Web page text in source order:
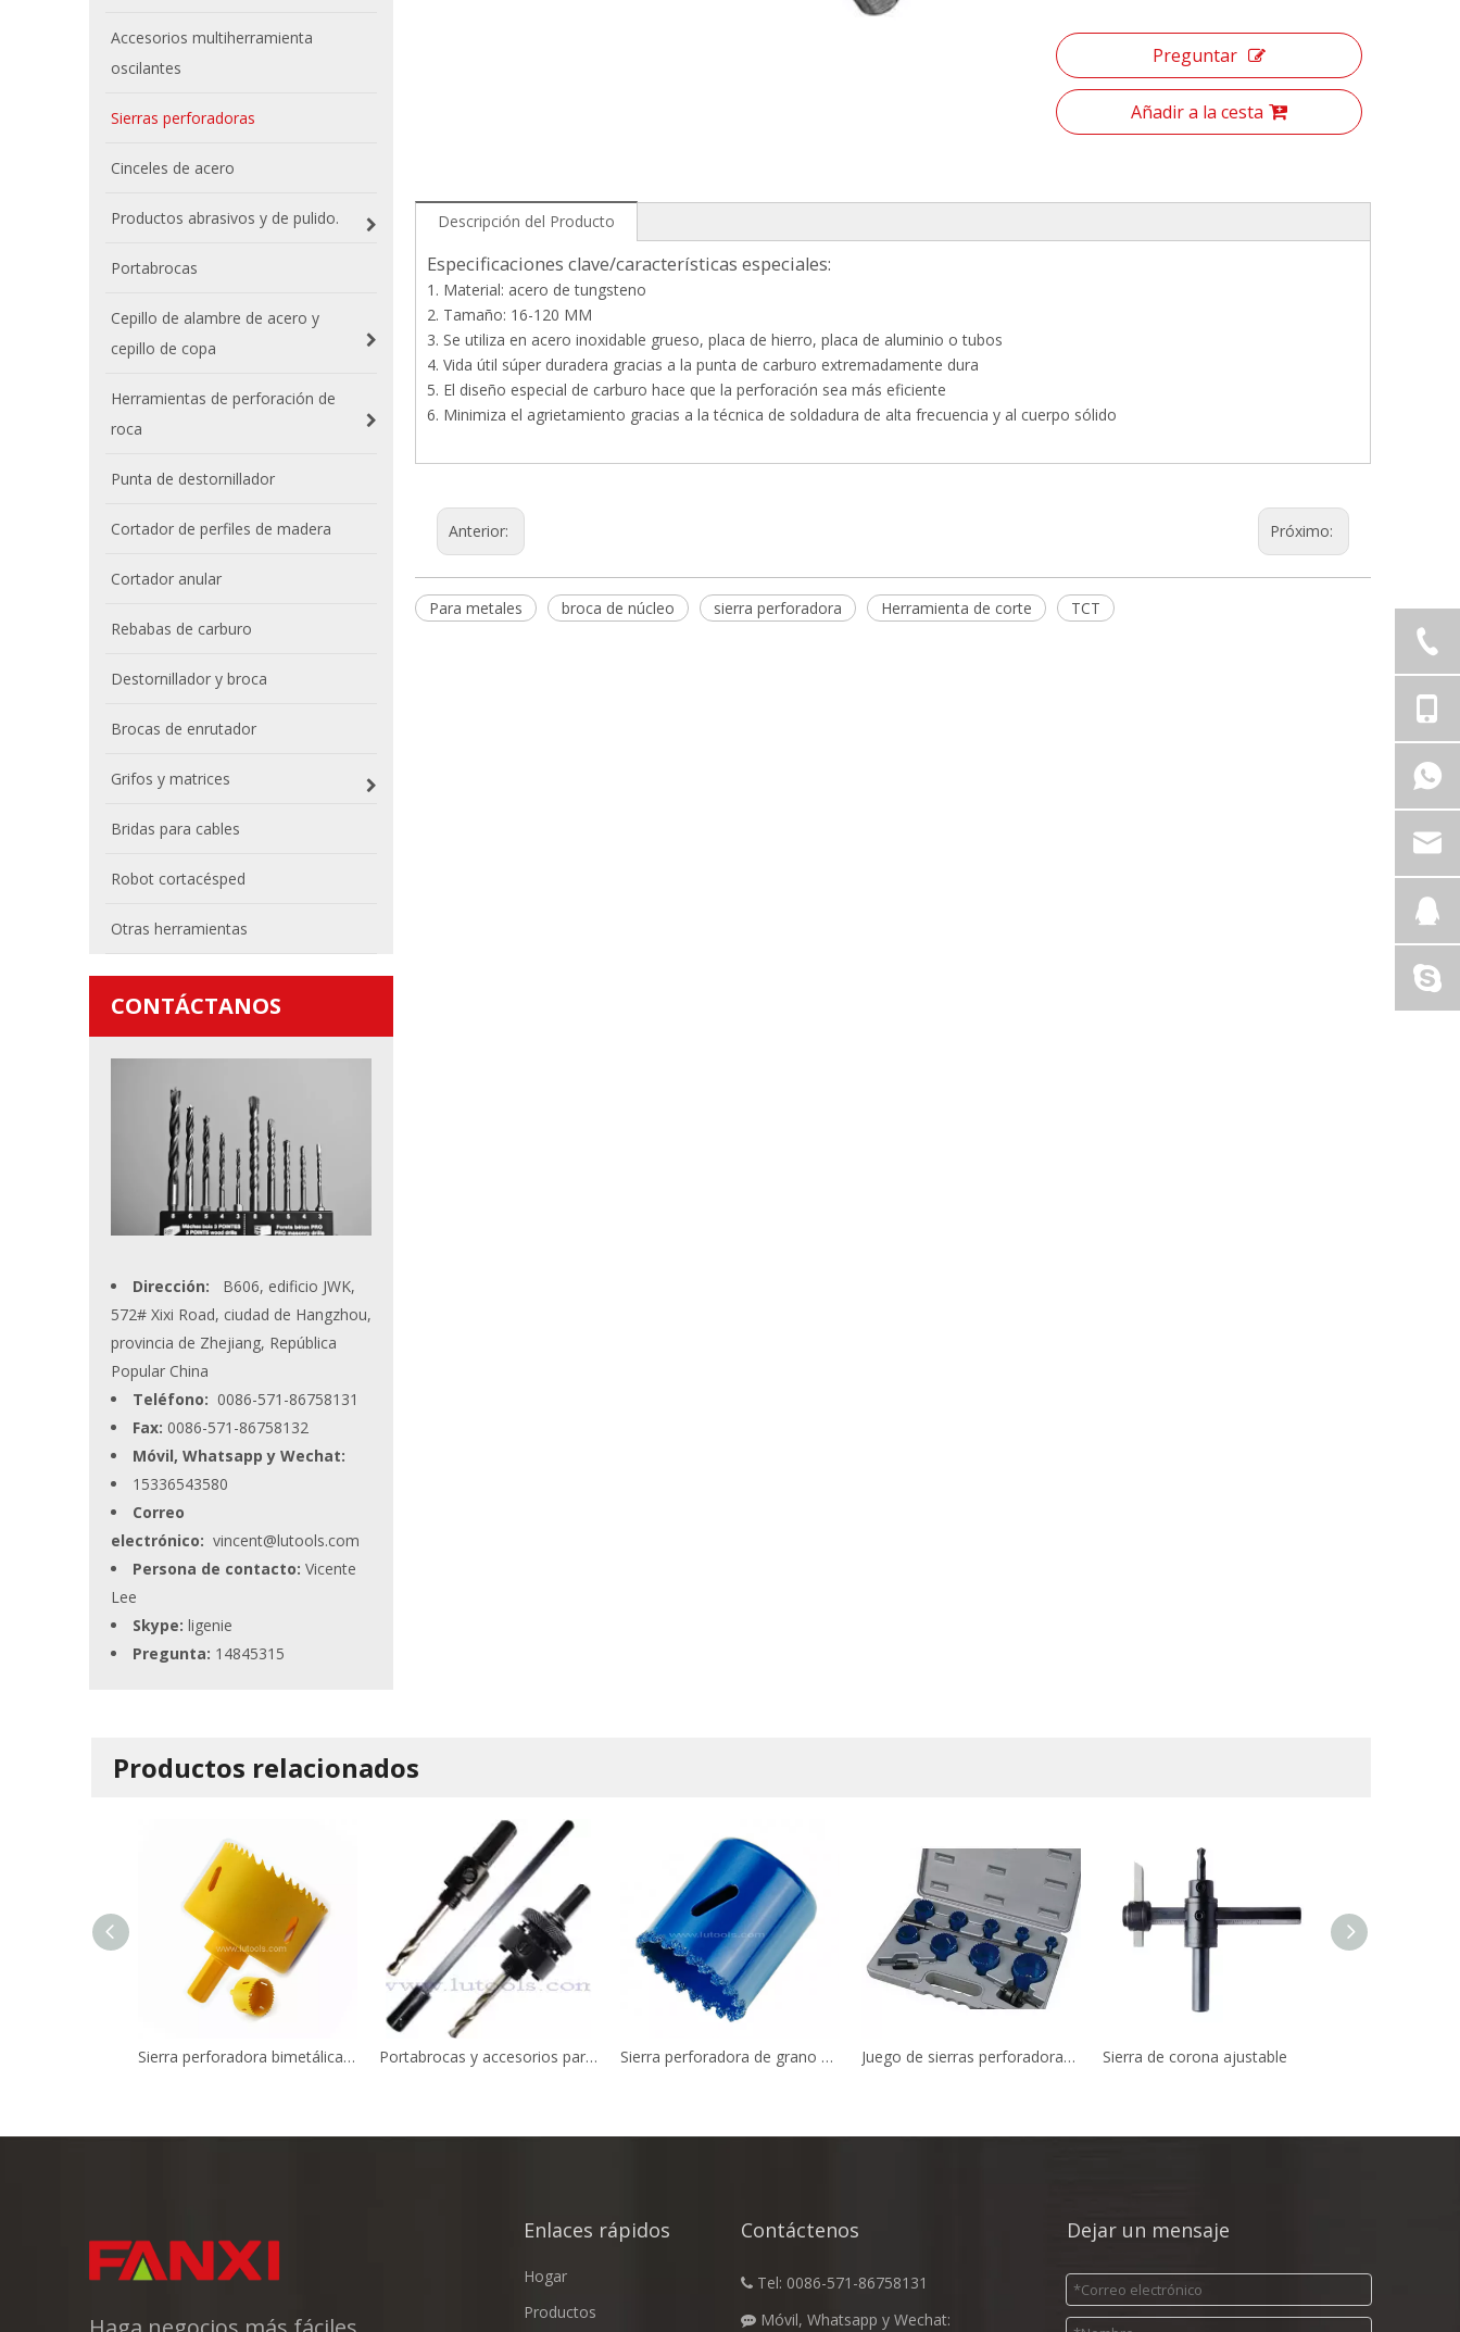
Accesorios multiherramienta
oscilantes
Sierras perforadoras
Cinceles de acero
Productos abrasivos y de pulido.
Portabrocas
Cepillo de alambre de acero y
cepillo de copa
Herramientas de perforación de
roca
Punta de destornillador
Cortador de perfiles de madera
Cortador anular
Rebabas de carburo
Destornillador y broca
Brocas de enrutador
Grifos y matrices
Bridas para cables
Robot cortacésped
Otras herramientas
CONTÁCTANOS
Dirección:
B606, edificio JWK,
572# Xixi Road, ciudad de Hangzhou,
provincia de Zhejiang, República
Popular China
Teléfono: 0086-571-86758131
Fax: 0086-571-86758132
Móvil, Whatsapp y Wechat:
15336543580
Correo
electrónico: vincent@lutools.com
Persona de contacto: Vicente
Lee
Skype: ligenie
Pregunta: 14845315
Preguntar
Añadir a la cesta
Descripción del Producto
Especificaciones clave/características especiales:
1. Material: acero de tungsteno
2. Tamaño: 16-120 MM
3. Se utiliza en acero inoxidable grueso, placa de hierro, placa de aluminio o tubos
4. Vida útil súper duradera gracias a la punta de carburo extremadamente dura
5. El diseño especial de carburo hace que la perforación sea más eficiente
6. Minimiza el agrietamiento gracias a la técnica de soldadura de alta frecuencia y al cuerpo sólido
Anterior: Próximo:
Para metales broca de núcleo sierra perforadora Herramienta de corte TCT
Productos relacionados
Sierra perforadora bimetálica HSS M42 con vástago hexagonal de 7/16' Portabrocas y accesorios para sierra perforadora Sierra perforadora de grano de carburo de tungsteno Juego de sierras perforadoras bimetálicas Sierra de corona ajustable
Enlaces rápidos
Hogar
Productos
Contáctenos
 Tel: 0086-571-86758131
 Móvil, Whatsapp y Wechat:
Dejar un mensaje